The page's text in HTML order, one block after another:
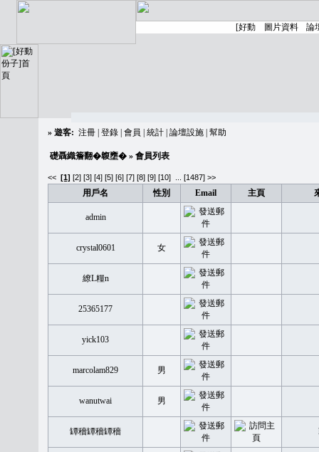
» 遊客: 注冊 登錄 會員 統計 論壇設施 幫助
礎聶織簷翻�䪖壅� » 會員列表
<< [1] [2] [3] [4] [5] [6] [7] [8] [9] [10] [1487] >>
用戶名 性別 Email 主頁
admin
crystal0601 女
繚L糧n
25365177
yick103
marcolam829 男
wanutwai 男
罈穡罈穡罈穡